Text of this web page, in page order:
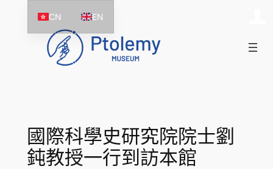
國際科學史研究院院士劉
鈍教授一行到訪本館
CN EN